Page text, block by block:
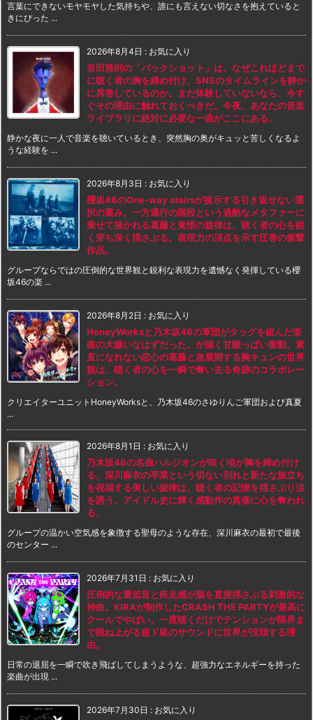
言葉にできないモヤモヤした気持ちや、誰にも言えない切なさを抱えていると
きにぴった ...
2026年8月4日 : お気に入り
音田雅則の「バックショット」は、なぜこれほどまで
に聴く者の胸を締め付け、SNSのタイムラインを静か
に席巻しているのか。まだ体験していないなら、今す
ぐその理由に触れておくべきだ。今夜、あなたの音楽
ライブラリに絶対に必要な一曲がここにある。
静かな夜に一人で音楽を聴いているとき、突然胸の奥がキュッと苦しくなるよ
うな経験を ...
2026年8月3日 : お気に入り
櫻坂46のOne-way stairsが提示する引き返せない選
択の重み。一方通行の階段という過酷なメタファーに
乗せて描かれる葛藤と覚悟の旋律は、聴く者の心を鋭
く穿ち深く揺さぶる。表現力の頂点を示す圧巻の衝撃
作品。
グループならではの圧倒的な世界観と鋭利な表現力を遺憾なく発揮している櫻
坂46の楽 ...
2026年8月2日 : お気に入り
HoneyWorksと乃木坂46の軍団がタッグを組んだ楽
曲の大嫌いなはずだった。が描く甘酸っぱい衝動。素
直になれない恋心の葛藤と急展開する胸キュンの世界
観は、聴く者の心を一瞬で奪い去る奇跡のコラボレー
ション。
クリエイターユニットHoneyWorksと、乃木坂46のさゆりんご軍団および真夏
...
2026年8月1日 : お気に入り
乃木坂46の名曲ハルジオンが咲く頃が胸を締め付け
る。深川麻衣の卒業という切ない別れと新たな旅立ち
を祝福する美しい旋律は、聴く者の記憶を揺さぶり涙
を誘う。アイドル史に輝く感動作の真価に心を奪われ
る。
グループの温かい空気感を象徴する聖母のような存在、深川麻衣の最初で最後
のセンター ...
2026年7月31日 : お気に入り
圧倒的な重低音と疾走感が脳を直接揺さぶる刺激的な
神曲。KIRAが制作したCRASH THE PARTYが最高に
クールでやばい。一度聴くだけでテンションが限界ま
で跳ね上がる超ド級のサウンドに世界が没頭する理
由。
日常の退屈を一瞬で吹き飛ばしてしまうような、超強力なエネルギーを持った
楽曲が出現 ...
2026年7月30日 : お気に入り